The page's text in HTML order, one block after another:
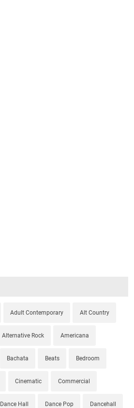
Adult Contemporary Alt Country
Alternative Rock Americana
Bachata Beats Bedroom
Cinematic Commercial
Dance Hall Dance Pop Dancehall